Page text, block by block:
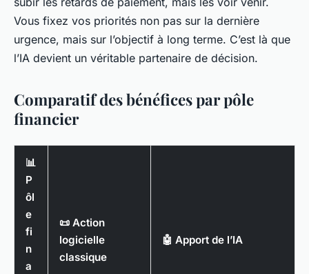
Vous fixez vos priorités non pas sur la dernière
urgence, mais sur l’objectif à long terme. C’est là que
l’IA devient un véritable partenaire de décision.
Comparatif des bénéfices par pôle
financier
📊
P
ôl
e
fi
n
a
📜 Action
logicielle
classique
🤖 Apport de l’IA